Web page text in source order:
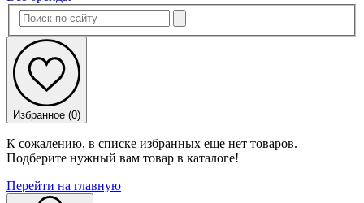
Избранное (0)
К сожалению, в списке избранных еще нет товаров.
Подберите нужный вам товар в каталоге!
Перейти на главную